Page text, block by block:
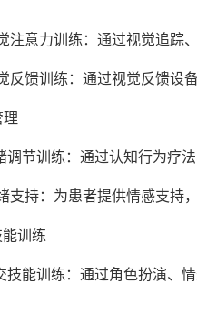
注意力训练：通过视觉追
反馈训练：通过视觉反馈设
调节训练：通过认知行为
支持：为患者提供情感支持
训练
技能训练：通过角色扮演